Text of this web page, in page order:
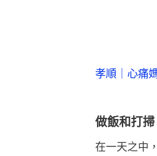
孝順｜心痛
做飯和打
在一天之中